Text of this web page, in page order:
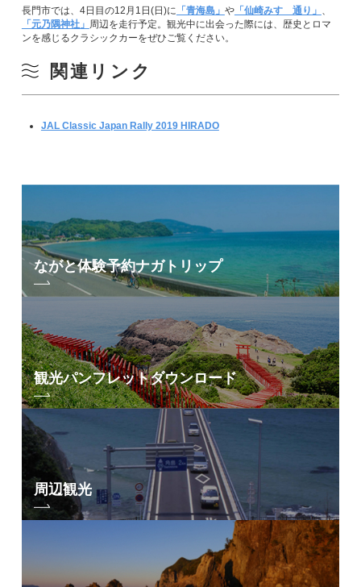
長門市では、4日目の12月1日(日)に 「青海島」 や「仙崎みすゞ通り」
「元乃隅神社」 周辺を走行予定。観光中に出会った際には、歴史とロマ
ンを感じるクラシックカーをぜひご覧ください。
関連リンク
JAL Classic Japan Rally 2019 HIRADO
ながと体験予約ナガトリップ
観光パンフレットダウンロード
周辺観光